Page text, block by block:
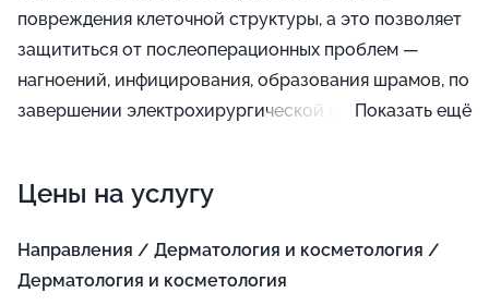
повреждения клеточной структуры, а это позволяет
защититься от послеоперационных проблем —
нагноений, инфицирования, образования шрамов, по
завершении электрохирургической операции нет
проведения манипуляции выглядит как
подключен активный электрод, сквозь который
волны трансформируются в ток, который затем
Показать ещё
Цены на услугу
Направления / Дерматология и косметология /
Дерматология и косметология